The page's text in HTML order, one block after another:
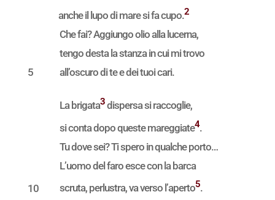
anche il lupo di mare si fa cupo.2
Che fai? Aggiungo olio alla lucerna,
tengo desta la stanza in cui mi trovo
5
all’oscuro di te e dei tuoi cari.
La brigata3dispersa si raccoglie,
si conta dopo queste mareggiate4.
Tu dove sei? Ti spero in qualche porto…
L’uomo del faro esce con la barca
10
scruta, perlustra, va verso l’aperto5.